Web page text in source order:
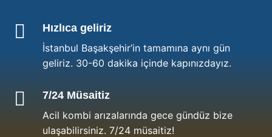

Hızlıca geliriz
İstanbul Başakşehir’in tamamına aynı gün
geliriz. 30-60 dakika içinde kapınızdayız.

7/24 Müsaitiz
Acil kombi arızalarında gece gündüz bize
ulaşabilirsiniz. 7/24 müsaitiz!